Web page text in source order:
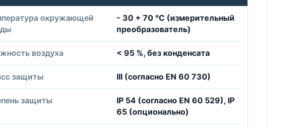
окружающей
- 30 + 70 °C (измерительный
преобразователь)
воздуха < 95 %, без конденсата
защиты III (согласно EN 60 730)
защиты
IP 54 (согласно EN 60 529), IP
65 (опционально)